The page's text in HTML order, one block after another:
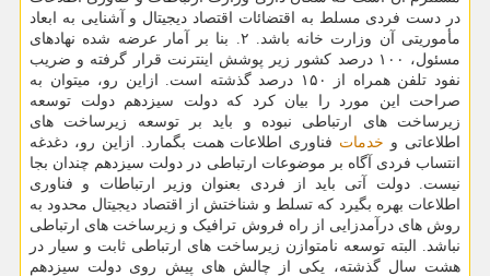
در دست فردی مسلط به اقتضائات اقتصاد دیجیتال و آشنایی به ابعاد
مأموریتی آن وزارت خانه باشد. ۲. بنا بر آمار عرضه شده نهادهای
مسئول، ۱۰۰ درصد کشور زیر پوشش اینترنت قرار گرفته و ضریب
نفود تلفن همراه از ۱۵۰ درصد گذشته است. ازاین رو، میتوان به
صراحت این مورد را بیان کرد که دولت سیزدهم دولت توسعه
زیرساخت های ارتباطی نبوده و باید بر توسعه زیرساخت های
اطلاعاتی و خدمات فناوری اطلاعات همت بگمارد. ازاین رو، دغدغه
انتساب فردی آگاه بر موضوعات ارتباطی در دولت سیزدهم چندان بجا
نیست. دولت آتی باید از فردی بعنوان وزیر ارتباطات و فناوری
اطلاعات بهره بگیرد که تسلط و شناختش از اقتصاد دیجیتال محدود به
روش های درآمدزایی از راه فروش ترافیک و زیرساخت های ارتباطی
نباشد. البته توسعه نامتوازن زیرساخت های ارتباطی ثابت و سیار در
هشت سال گذشته، یکی از چالش های پیش روی دولت سیزدهم